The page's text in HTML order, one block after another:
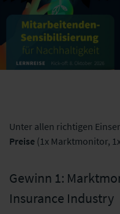
Unter allen richtigen
Preise (1x Marktmonitor,
Gewinn 1:
Insurance Industry